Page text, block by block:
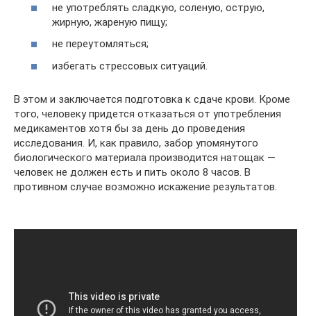
не употреблять сладкую, соленую, острую,
жирную, жареную пищу;
не переутомляться;
избегать стрессовых ситуаций.
В этом и заключается подготовка к сдаче крови. Кроме
того, человеку придется отказаться от употребления
медикаментов хотя бы за день до проведения
исследования. И, как правило, забор упомянутого
биологического материала производится натощак —
человек не должен есть и пить около 8 часов. В
противном случае возможно искажение результатов.